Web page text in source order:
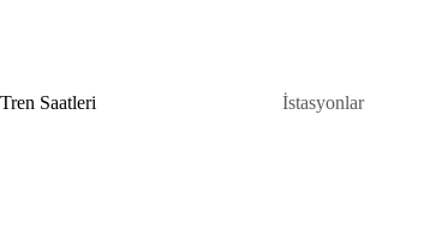
Tren Saatleri
İstasyonlar